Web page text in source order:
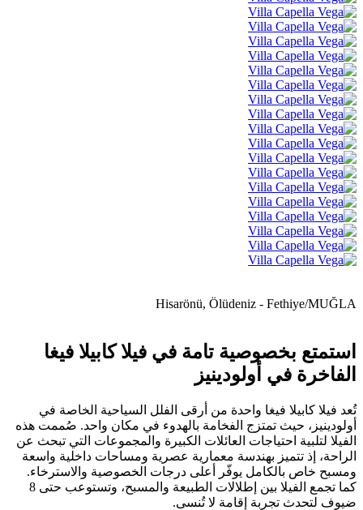
Hisarönü, Ölüdeniz - Fethiye/MUĞLA
استمتع بخصوصية تامة في فيلا كابيلا فيغا
الفاخرة في أولودينيز
تُعد فيلا كابيلا فيغا واحدة من أرقى الفلل السياحية الخاصة في
أولودينيز، حيث تمتزج الفخامة بالهدوء في مكان واحد. صُممت هذه
الفيلا لتلبية احتياجات العائلات الكبيرة والمجموعات التي تبحث عن
الراحة، إذ تتميز بهندسة معمارية عصرية ومساحات داخلية واسعة
ومسبح خاص بالكامل يوفّر أعلى درجات الخصوصية والاسترخاء.
كما تجمع الفيلا بين إطلالات الطبيعة والمسبح، وتستوعب حتى 8
ضيوف لتحدث تجربة إقامة لا تُنسى.